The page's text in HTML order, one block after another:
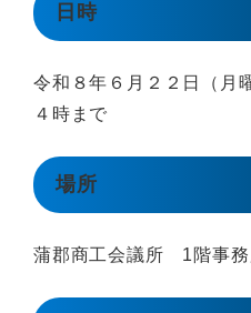
日時
令和８年６月２２日（月
４時まで
場所
蒲郡商工会議所 1階事務